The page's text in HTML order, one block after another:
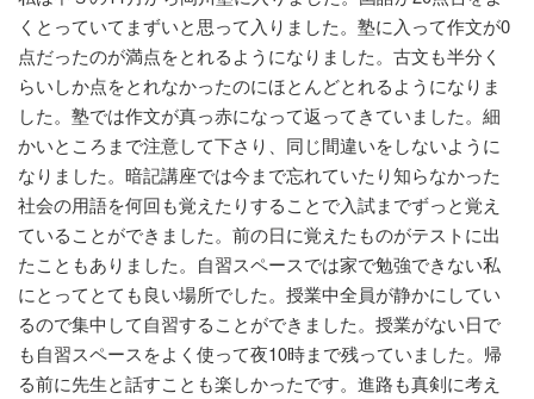
くとっていてまずいと思って入りました。塾に入って作文が0
点だったのが満点をとれるようになりました。古文も半分く
らいしか点をとれなかったのにほとんどとれるようになりま
した。塾では作文が真っ赤になって返ってきていました。細
かいところまで注意して下さり、同じ間違いをしないように
なりました。暗記講座では今まで忘れていたり知らなかった
社会の用語を何回も覚えたりすることで入試までずっと覚え
ていることができました。前の日に覚えたものがテストに出
たこともありました。自習スペースでは家で勉強できない私
にとってとても良い場所でした。授業中全員が静かにしてい
るので集中して自習することができました。授業がない日で
も自習スペースをよく使って夜10時まで残っていました。帰
る前に先生と話すことも楽しかったです。進路も真剣に考え